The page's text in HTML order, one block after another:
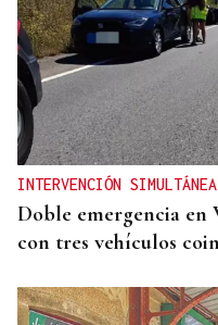
INTERVENCIÓN SIMULTÁNEA
Doble emergencia en
con tres vehículos